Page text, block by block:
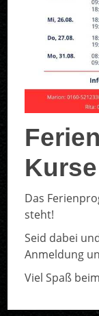
SC DJK
Alverskirchener
48351
02582 - 8642
E-Mail
Das
steht!
Seid dabei
Anmeldung
Viel Spaß